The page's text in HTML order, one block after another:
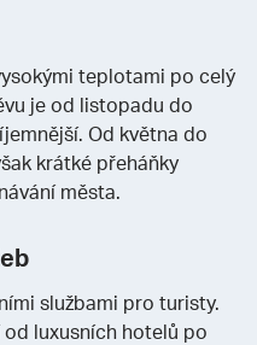
teplotami po celý
je od listopadu do
Od května do
krátké přeháňky
města.
službami pro turisty.
luxusních hotelů po